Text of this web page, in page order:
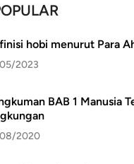
hobi menurut Para
2023
BAB 1 Manusia
2020